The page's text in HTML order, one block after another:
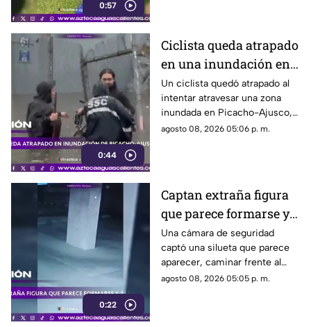
0:57
0:44
Ciclista queda atrapado
en una inundación en
Picacho-Ajusco
Un ciclista quedó atrapado al
intentar atravesar una zona
inundada en Picacho-Ajusco,
Tlalpan. Elementos de la SSC
agosto 08, 2026 05:06 p. m.
0:22
Captan extraña figura
que parece formarse y
desaparecer frente a
una cámara
Una cámara de seguridad
captó una silueta que parece
aparecer, caminar frente al
lente y desaparecer. El video
agosto 08, 2026 05:05 p. m.